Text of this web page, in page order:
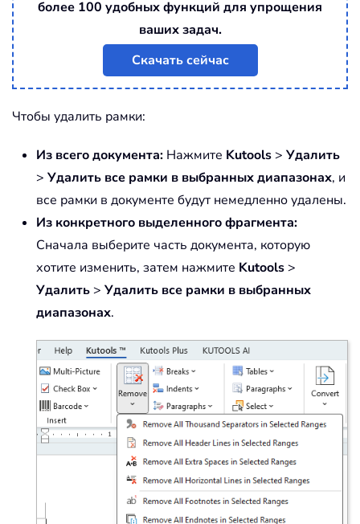
более 100 удобных функций для упрощения
ваших задач.
Скачать сейчас
Чтобы удалить рамки:
Из всего документа: Нажмите Kutools > Удалить
> Удалить все рамки в выбранных диапазонах, и
все рамки в документе будут немедленно удалены.
Из конкретного выделенного фрагмента:
Сначала выберите часть документа, которую
хотите изменить, затем нажмите Kutools >
Удалить > Удалить все рамки в выбранных
диапазонах.